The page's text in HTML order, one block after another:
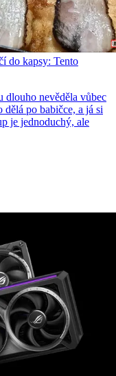
do kapsy: Tento
dlouho nevěděla vůbec
po babičce, a já si
je jednoduchý, ale